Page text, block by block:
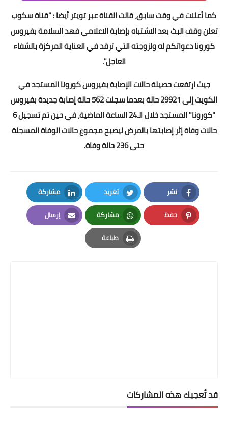
كما أعلنت في وقت سابق، قالت القناة عبر تويتر أيضا : "قناة سكوب
تعلن وقف البث بعد الاشتباه بإصابة الاعلامي فهد السلامة بفيروس
كورونا دعواتكم له ولزوجته التي ترقد في العناية المركزة بالشفاء
العاجل".
جيث ارتفعت حصيلة حالات الإصابة بفيروس كورونا المستجد في
الكويت إلى 29921 حالة بعدما سجلت 562 حالة إصابة جديدة بفيروس
"كورونا" المستجد خلال الـ24 الساعة الماضية، في حين تم تسجيل 6
حالات وفاة إثر إصابتها بالمرض ليصبح مجموع حالات الوفاة المسجلة
حتى 236 حالة وفاة.
نشر
Facebook
تغريد
Twitter
مشاركة
LinkedIn
حفظ
Pinterest
مشاركة
Whatsapp
إرسال
Email
طباعة
Print
قد تُعجبك هذه المشاركات